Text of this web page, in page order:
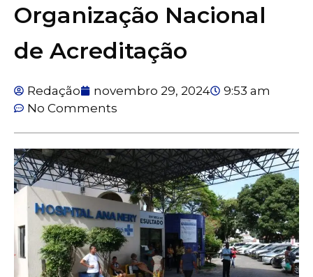
Organização Nacional
de Acreditação
Redação novembro 29, 2024
9:53 am
No Comments